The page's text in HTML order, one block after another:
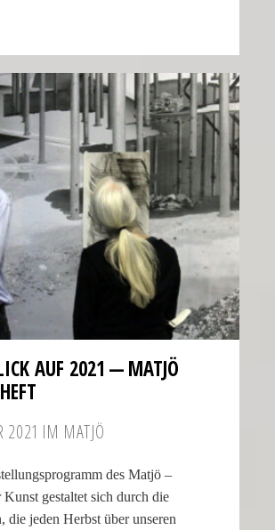
AUF 2021 — MATJÖ
2021 IM MATJÖ
des Matjö –
gestaltet sich durch die
die jeden Herbst über unseren